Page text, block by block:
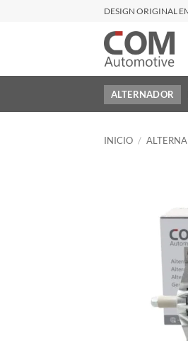
DESIGN ORIGINAL
ALTERNADOR
INICIO /